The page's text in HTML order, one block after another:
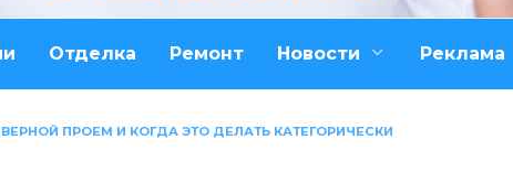
Отделка Ремонт Новости Реклама
ПРОЕМ И КОГДА ЭТО ДЕЛАТЬ КАТЕГОРИЧЕСКИ